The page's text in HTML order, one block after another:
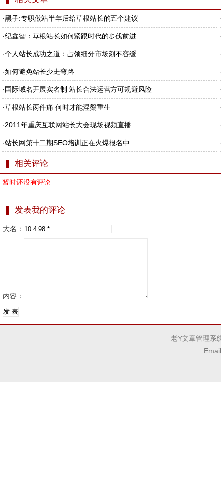
·黑子:专职做站半年后给草根站长的五个建议
·纪鑫智：草根站长如何紧跟时代的步伐前进
·个人站长成功之道：占领细分市场刻不容缓
·如何避免站长少走弯路
·国际域名开展实名制 站长合法运营方可规避风险
·草根站长两件痛 何时才能涅槃重生
·2011年重庆互联网站长大会现场视频直播
·站长网第十二期SEO培训正在火爆报名中
相关评论
暂时还没有评论
发表我的评论
大名：
内容：
老Y文章管理系